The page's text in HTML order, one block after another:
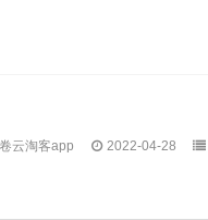
云淘客app 2022-04-28